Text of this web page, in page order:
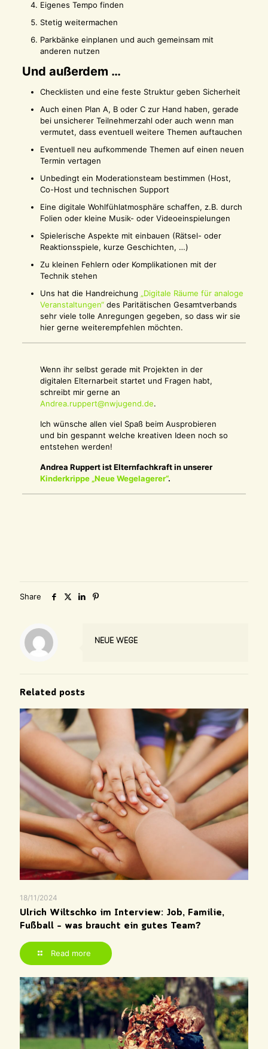
Eigenes Tempo finden
Stetig weitermachen
Parkbänke einplanen und auch gemeinsam mit
anderen nutzen
Und außerdem …
Checklisten und eine feste Struktur geben Sicherheit
Auch einen Plan A, B oder C zur Hand haben, gerade
bei unsicherer Teilnehmerzahl oder auch wenn man
vermutet, dass eventuell weitere Themen auftauchen
Eventuell neu aufkommende Themen auf einen neuen
Termin vertagen
Unbedingt ein Moderationsteam bestimmen (Host,
Co-Host und technischen Support
Eine digitale Wohlfühlatmosphäre schaffen, z.B. durch
Folien oder kleine Musik- oder Videoeinspielungen
Spielerische Aspekte mit einbauen (Rätsel- oder
Reaktionsspiele, kurze Geschichten, …)
Zu kleinen Fehlern oder Komplikationen mit der
Technik stehen
Uns hat die Handreichung „Digitale Räume für analoge
Veranstaltungen“des Paritätischen Gesamtverbands
sehr viele tolle Anregungen gegeben, so dass wir sie
hier gerne weiterempfehlen möchten.
Wenn ihr selbst gerade mit Projekten in der
digitalen Elternarbeit startet und Fragen habt,
schreibt mir gerne an
Andrea.ruppert@nwjugend.de.
Ich wünsche allen viel Spaß beim Ausprobieren
und bin gespannt welche kreativen Ideen noch so
entstehen werden!
Andrea Ruppert ist Elternfachkraft in unserer
Kinderkrippe „Neue Wegelagerer“.
Share
NEUE WEGE
Related posts
18/11/2024
Ulrich Wiltschko im Interview: Job, Familie,
Fußball – was braucht ein gutes Team?
Read more